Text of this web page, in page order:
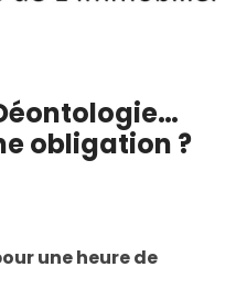
obligation ?
une heure de